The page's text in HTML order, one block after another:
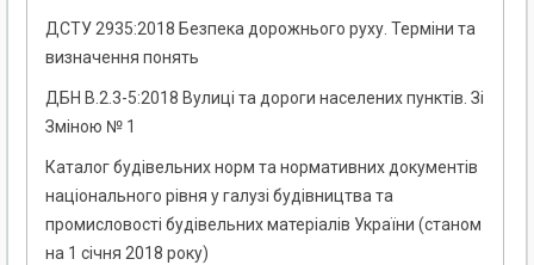
ДСТУ 2935:2018 Безпека дорожнього руху. Терміни та
визначення понять
ДБН В.2.3-5:2018 Вулиці та дороги населених пунктів. Зі
Зміною № 1
Каталог будівельних норм та нормативних документів
національного рівня у галузі будівництва та
промисловості будівельних матеріалів України (станом
на 1 січня 2018 року)